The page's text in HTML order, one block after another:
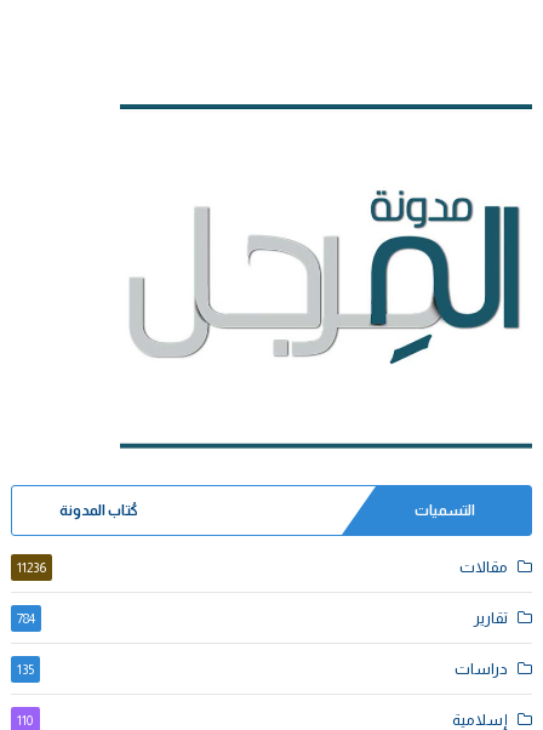
التسميات كُتاب المدونة
مقالات 11236
تقارير 784
دراسات 135
إسلامية 110